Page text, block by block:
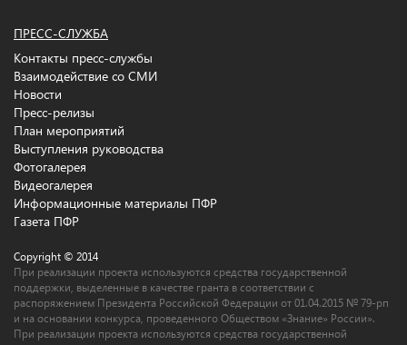
ПРЕСС-СЛУЖБА
Контакты пресс-службы
Взаимодействие со СМИ
Новости
Пресс-релизы
План мероприятий
Выступления руководства
Фотогалерея
Видеогалерея
Информационные материалы ПФР
Газета ПФР
Copyright © 2014
При реализации проекта используются средства государственной
поддержки, выделенные в качестве гранта в соответствии c
распоряжением Президента Российской Федерации от 01.04.2015 № 79-рп
и на основании конкурса, проведенного Обществом «Знание» России».
При реализации проекта используются средства государственной